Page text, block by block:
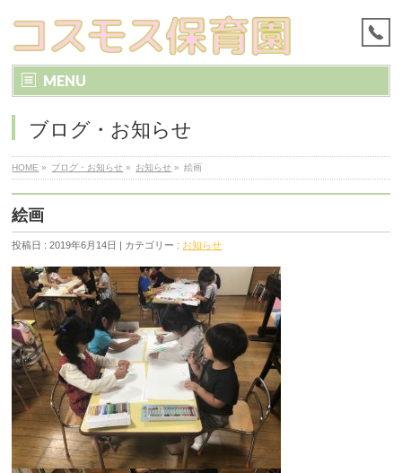
MENU
ブログ・お知らせ
HOME » ブログ・お知らせ » お知らせ » 絵画
絵画
投稿日 : 2019年6月14日 | カテゴリー : お知らせ